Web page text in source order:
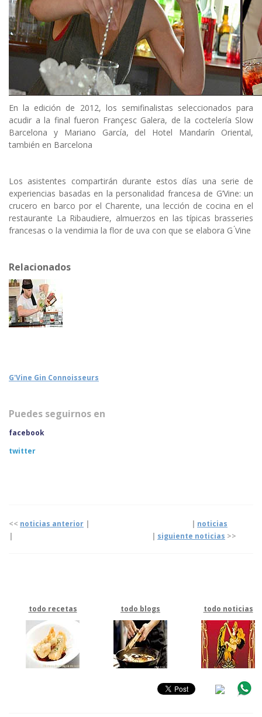
En la edición de 2012, los semifinalistas seleccionados para
acudir a la final fueron Françesc Galera, de la coctelería Slow
Barcelona y Mariano García, del Hotel Mandarín Oriental,
también en Barcelona
Los asistentes compartirán durante estos días una serie de
experiencias basadas en la personalidad francesa de G’Vine: un
crucero en barco por el Charente, una lección de cocina en el
restaurante La Ribaudiere, almuerzos en las típicas brasseries
francesas o la vendimia la flor de uva con que se elabora G ́Vine
Relacionados
G'Vine Gin Connoisseurs
Puedes seguirnos en
facebook
twitter
<< noticias anterior | | noticias
|
| siguiente noticias >>
todo recetas todo blogs todo noticias